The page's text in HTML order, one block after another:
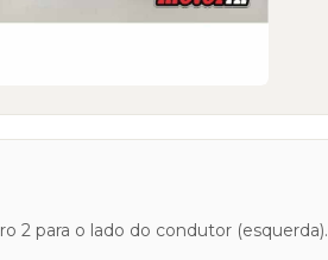
2 para o lado do condutor (esquerda).